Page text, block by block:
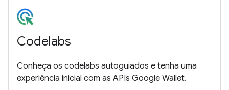
Codelabs
Conheça os codelabs autoguiados e tenha uma
experiência inicial com as APIs Google Wallet.